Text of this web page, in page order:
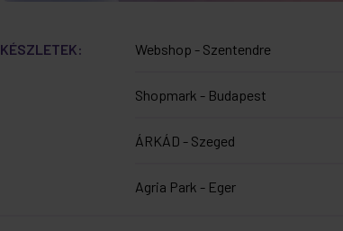
KÉSZLETEK: Webshop - Szentendre
Shopmark - Budapest
ÁRKÁD - Szeged
Agria Park - Eger